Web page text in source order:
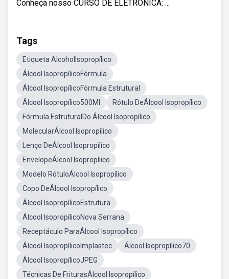
Conheça nosso CURSO DE ELETRÔNICA: ...
Tags
Etiqueta AlcoholIsopropílico
Álcool IsopropílicoFórmula
Álcool IsopropílicoFórmula Estrutural
Álcool Isopropílico500Ml
Rótulo DeÁlcool Isopropílico
Fórmula EstruturalDo Álcool Isopropílico
MolecularÁlcool Isopropílico
Lenço DeÁlcool Isopropílico
EnvelopeÁlcool Isopropílico
Modelo RótuloÁlcool Isopropílico
Copo DeÁlcool Isopropílico
Álcool IsopropílicoEstrutura
Álcool IsopropílicoNova Serrana
Receptáculo ParaÁlcool Isopropílico
Álcool IsopropílicoImplastec
Álcool Isopropílico70
Álcool IsopropílicoJPEG
Técnicas De FriturasÁlcool Isopropílico